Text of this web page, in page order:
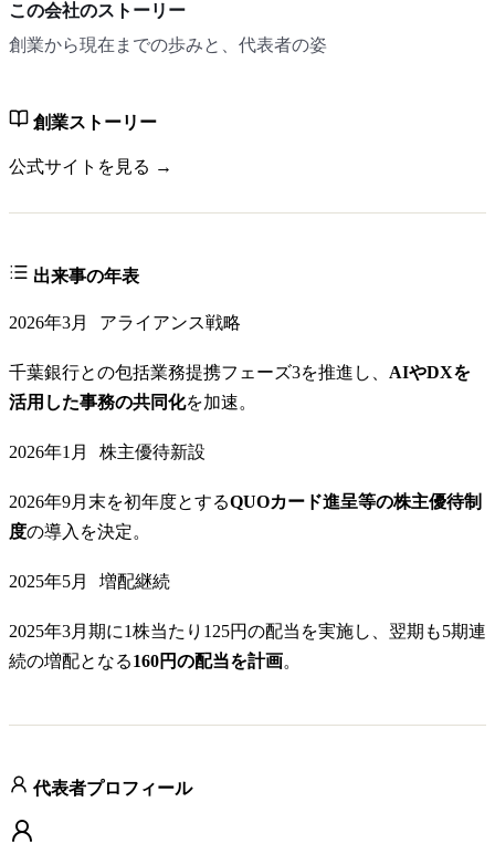
この会社のストーリー
創業から現在までの歩みと、代表者の姿
創業ストーリー
公式サイトを見る →
出来事の年表
2026年3月 アライアンス戦略
千葉銀行との包括業務提携フェーズ3を推進し、 AIやDXを
活用した事務の共同化を加速。
2026年1月 株主優待新設
2026年9月末を初年度とするQUOカード進呈等の株主優待制
度の導入を決定。
2025年5月 増配継続
2025年3月期に1株当たり125円の配当を実施し、翌期も5期連
続の増配となる160円の配当を計画。
代表者プロフィール